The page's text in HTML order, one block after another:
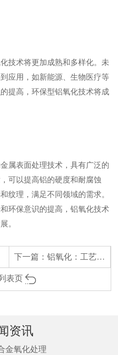
技术将更加成熟和多样化。未
应用，如新能源、生物医疗等
提高，环保型铝氧化技术将成
属表面处理技术，具有广泛的
可以提高铝的硬度和耐腐蚀
纹理，满足不同领域的需求。
环保意识的提高，铝氧化技术
。
下一篇： 铝氧化：工艺与原理
表页
资讯
金氧化处理